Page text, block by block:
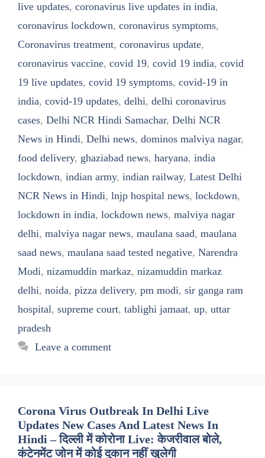
live updates, coronavirus live updates in india,
coronavirus lockdown, coronavirus symptoms,
Coronavirus treatment, coronavirus update,
coronavirus vaccine, covid 19, covid 19 india, covid
19 live updates, covid 19 symptoms, covid-19 in
india, covid-19 updates, delhi, delhi coronavirus
cases, Delhi NCR Hindi Samachar, Delhi NCR
News in Hindi, Delhi news, dominos malviya nagar,
food delivery, ghaziabad news, haryana, india
lockdown, indian army, indian railway, Latest Delhi
NCR News in Hindi, lnjp hospital news, lockdown,
lockdown in india, lockdown news, malviya nagar
delhi, malviya nagar news, maulana saad, maulana
saad news, maulana saad tested negative, Narendra
Modi, nizamuddin markaz, nizamuddin markaz
delhi, noida, pizza delivery, pm modi, sir ganga ram
hospital, supreme court, tablighi jamaat, up, uttar
pradesh
Leave a comment
Corona Virus Outbreak In Delhi Live
Updates New Cases And Latest News In
Hindi – दिल्ली में कोरोना Live: केजरीवाल बोले,
कंटेनमेंट जोन में कोई दुकान नहीं खुलेगी